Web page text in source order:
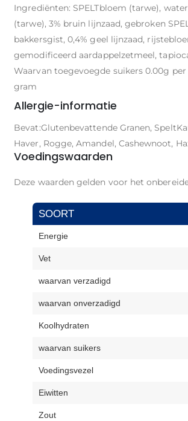
Ingrediënten: SPELTbloem (tarwe),
(tarwe), 3% bruin lijnzaad, gebroken
bakkersgist, 0,4% geel lijnzaad,
gemodificeerd aardappelzetmeel,
Waarvan toegevoegde suikers 0.00g
gram
Allergie-informatie
Bevat:Glutenbevattende Granen, Spelt
Haver, Rogge, Amandel, Cashewnoot,
Voedingswaarden
Deze waarden gelden voor het
SOORT
Energie
Vet
waarvan verzadigd
waarvan onverzadigd
Koolhydraten
waarvan suikers
Voedingsvezel
Eiwitten
Zout